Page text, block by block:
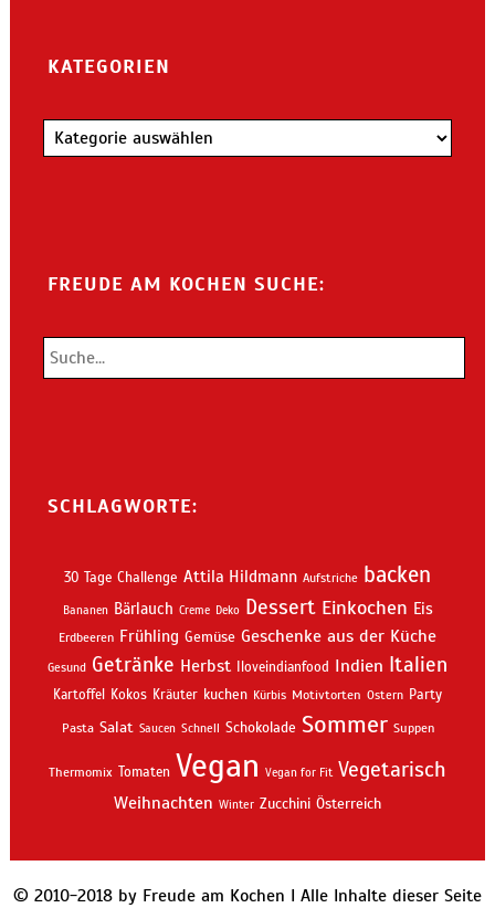
KATEGORIEN
Kategorien
FREUDE AM KOCHEN SUCHE:
SCHLAGWORTE:
30 Tage Challenge Attila Hildmann Aufstriche backen
Bananen Bärlauch Creme Deko Dessert Einkochen Eis
Erdbeeren Frühling Gemüse Geschenke aus der Küche
Gesund Getränke Herbst Iloveindianfood Indien Italien
Kartoffel Kokos Kräuter kuchen Kürbis Motivtorten Ostern Party
Pasta Salat Saucen Schnell Schokolade Sommer Suppen
Thermomix Tomaten Vegan Vegan for Fit Vegetarisch
Weihnachten Winter Zucchini Österreich
© 2010-2018 by Freude am Kochen I Alle Inhalte dieser Seite